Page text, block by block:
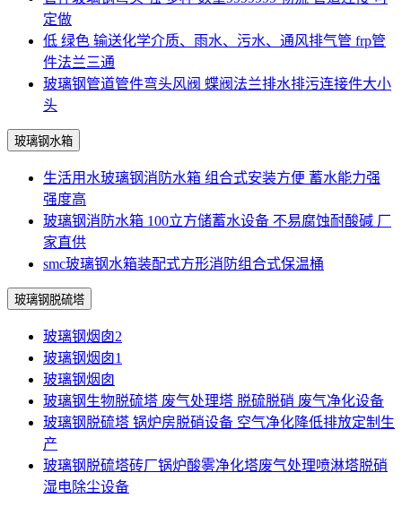
定做
低 绿色 输送化学介质、雨水、污水、通风排气管 frp管
件法兰三通
玻璃钢管道管件弯头风阀 蝶阀法兰排水排污连接件大小
头
玻璃钢水箱
生活用水玻璃钢消防水箱 组合式安装方便 蓄水能力强
强度高
玻璃钢消防水箱 100立方储蓄水设备 不易腐蚀耐酸碱 厂
家直供
smc玻璃钢水箱装配式方形消防组合式保温桶
玻璃钢脱硫塔
玻璃钢烟囱2
玻璃钢烟囱1
玻璃钢烟囱
玻璃钢生物脱硫塔 废气处理塔 脱硫脱硝 废气净化设备
玻璃钢脱硫塔 锅炉房脱硝设备 空气净化降低排放定制生
产
玻璃钢脱硫塔砖厂锅炉酸雾净化塔废气处理喷淋塔脱硝
湿电除尘设备